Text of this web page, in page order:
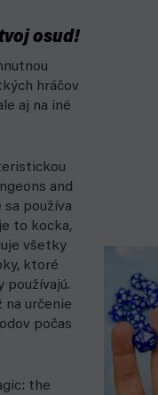
osud!
hráčov
aj na iné
and
sa používa
to kocka,
všetky
ktoré
používajú.
na určenie
počas
the